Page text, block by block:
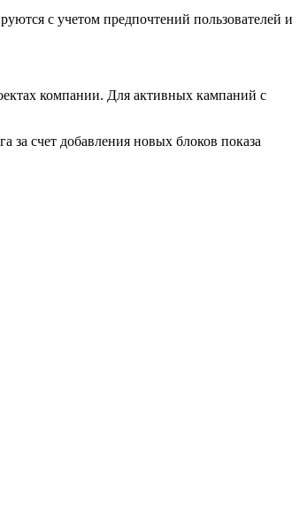
с учетом предпочтений пользователей и
компании. Для активных кампаний с
за счет добавления новых блоков показа